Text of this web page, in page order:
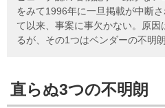
をみて1996年に一旦掲載が中断
て以来、事案に事欠かない。原
るが、その1つはベンダーの不明
直らぬ3つの不明朗